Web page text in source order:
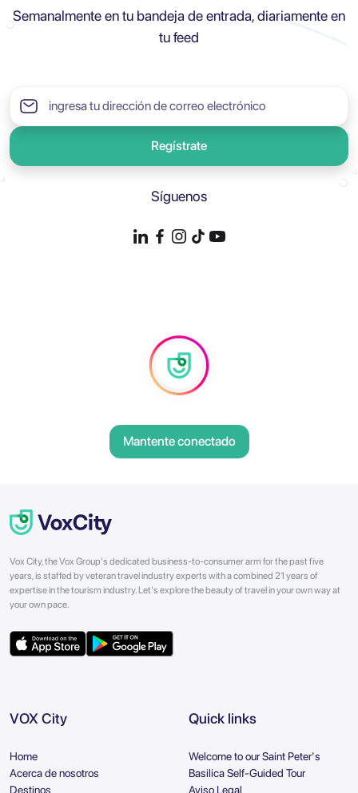
Semanalmente en tu bandeja de entrada, diariamente en
tu feed
Regístrate
Síguenos
Mantente conectado
Vox City, the Vox Group's dedicated business-to-consumer arm for the past five
years, is staffed by veteran travel industry experts with a combined 21 years of
expertise in the tourism industry. Let's explore the beauty of travel in your own way at
your own pace.
VOX City
Home
Acerca de nosotros
Destinos
Quick links
Welcome to our Saint Peter's
Basilica Self-Guided Tour
Aviso Legal